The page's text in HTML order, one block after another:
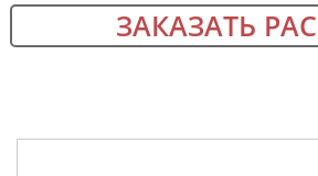
ЗАКАЗАТЬ